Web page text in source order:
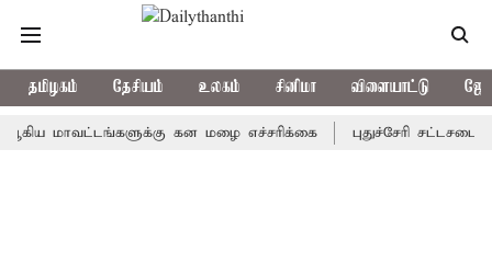
தமிழகம் தேசியம் உலகம் சினிமா விளையாட்டு
கன மழை எச்சரிக்கை புதுச்சேரி சட்டசபையில்